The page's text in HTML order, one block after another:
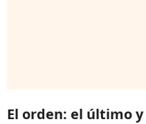
El orden: el último